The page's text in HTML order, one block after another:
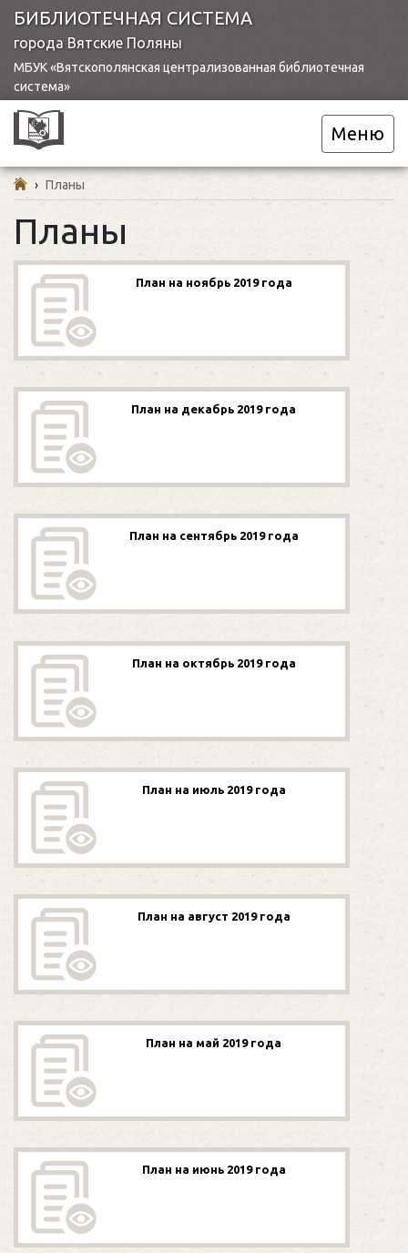
БИБЛИОТЕЧНАЯ СИСТЕМА
города Вятские Поляны
МБУК «Вятскополянская централизованная библиотечная
система»
Меню
› Планы
Планы
План на ноябрь 2019 года
План на декабрь 2019 года
План на сентябрь 2019 года
План на октябрь 2019 года
План на июль 2019 года
План на август 2019 года
План на май 2019 года
План на июнь 2019 года